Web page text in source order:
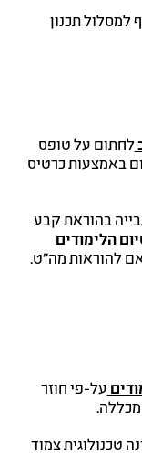
למסלול תכנון
לחתום על טופס
באמצעות כרטיס
בהוראת קבע
הלימודים
להוראות מה”ט.
על-פי חוזר
טכנולוגית צמוד